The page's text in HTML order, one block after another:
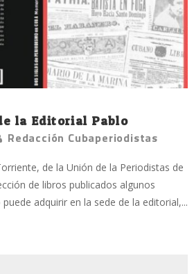
la Editorial Pablo
Redacción Cubaperiodistas
de la Unión de la Periodistas de
de libros publicados algunos
adquirir en la sede de la editorial,...